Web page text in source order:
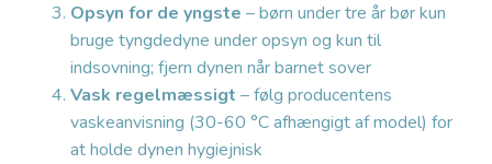
Opsyn for de yngste – børn under tre år bør kun
bruge tyngdedyne under opsyn og kun til
indsovning; fjern dynen når barnet sover
Vask regelmæssigt – følg producentens
vaskeanvisning (30-60 °C afhængigt af model) for
at holde dynen hygiejnisk